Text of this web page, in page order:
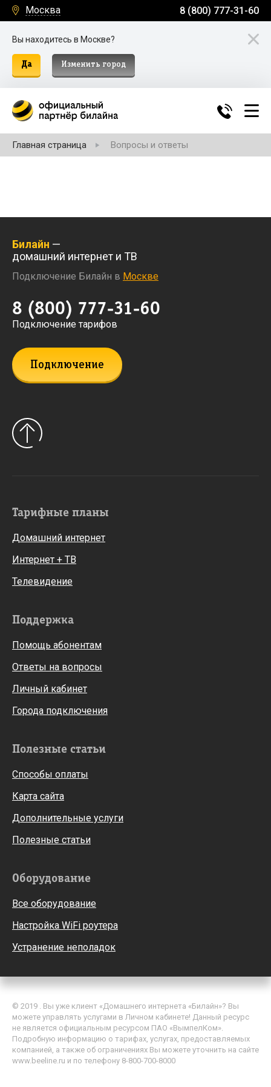
Москва 8 (800) 777-31-60
Вы находитесь в Москве?
Да Изменить город
Главная страница Вопросы и ответы
Билайн —
домашний интернет и ТВ
Подключение Билайн в Москве
8 (800) 777-31-60
Подключение тарифов
Подключение
Тарифные планы
Домашний интернет
Интернет + ТВ
Телевидение
Поддержка
Помощь абонентам
Ответы на вопросы
Личный кабинет
Города подключения
Полезные статьи
Способы оплаты
Карта сайта
Дополнительные услуги
Полезные статьи
Оборудование
Все оборудование
Настройка WiFi роутера
Устранение неполадок
© 2019 . Вы уже клиент «Домашнего интернета «Билайн»? Вы
можете управлять услугами в Личном кабинете! Данный ресурс
не является официальным ресурсом ПАО «ВымпелКом».
Подробную информацию о тарифах, услугах, предоставляемых
компанией, а также об ограничениях Вы можете уточнить на сайте
www.beeline.ru и по телефону 8-800-700-8000